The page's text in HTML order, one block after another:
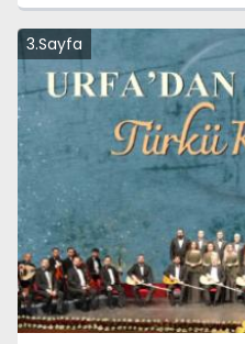
3.Sayfa